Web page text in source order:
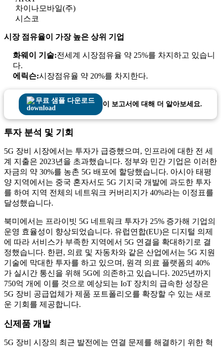
차이나모바일(주)
시스코
시장 점유율이 가장 높은 상위 기업
화웨이 기술:전세계 시장점유율 약 25%를 차지하고 있습니
다.
에릭슨:시장점유율 약 20%를 차지한다.
무료 샘플 다운로드 이 보고서에 대해 더 알아보세요.
투자 분석 및 기회
5G 장비 시장에서는 투자가 급증했으며, 인프라에 대한 전 세
계 지출은 2023년을 초과했습니다. 정부와 민간 기업은 이러한
자금의 약 30%를 농촌 5G 배포에 할당했습니다. 아시아 태평
양 지역에서는 중국 혼자서도 5G 기지국 개발에 과도한 투자
를 하여 지역 전체의 네트워크 커버리지가 40%라는 이정표를
달성했습니다.
북미에서는 프라이빗 5G 네트워크 투자가 25% 증가해 기업의
운영 효율성이 향상되었습니다. 유럽연합(EU)은 디지털 의제
에 따라 서비스가 부족한 지역에서 5G 연결을 확대하기로 결
정했습니다. 한편, 의료 및 자동차와 같은 산업에서는 5G 지원
기술에 막대한 투자를 하고 있으며, 원격 의료 플랫폼의 40%
가 실시간 통신을 위해 5G에 의존하고 있습니다. 2025년까지
750억 개에 이를 것으로 예상되는 IoT 장치의 급속한 성장은
5G 장비 공급업체가 제품 포트폴리오를 확장할 수 있는 새로
운 기회를 제공합니다.
신제품 개발
5G 장비 시장의 최근 발전에는 연결 문제를 해결하기 위한 혁